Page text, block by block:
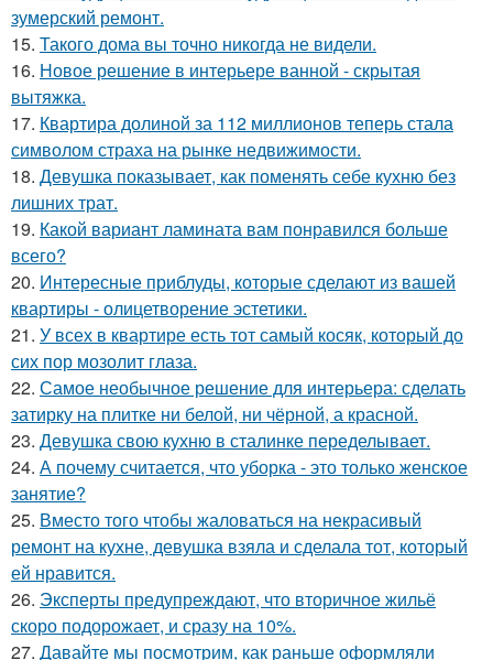
зумерский ремонт.
15. Такого дома вы точно никогда не видели.
16. Новое решение в интерьере ванной - скрытая
вытяжка.
17. Квартира долиной за 112 миллионов теперь стала
символом страха на рынке недвижимости.
18. Девушка показывает, как поменять себе кухню без
лишних трат.
19. Какой вариант ламината вам понравился больше
всего?
20. Интересные приблуды, которые сделают из вашей
квартиры - олицетворение эстетики.
21. У всех в квартире есть тот самый косяк, который до
сих пор мозолит глаза.
22. Самое необычное решение для интерьера: сделать
затирку на плитке ни белой, ни чёрной, а красной.
23. Девушка свою кухню в сталинке переделывает.
24. А почему считается, что уборка - это только женское
занятие?
25. Вместо того чтобы жаловаться на некрасивый
ремонт на кухне, девушка взяла и сделала тот, который
ей нравится.
26. Эксперты предупреждают, что вторичное жильё
скоро подорожает, и сразу на 10%.
27. Давайте мы посмотрим, как раньше оформляли